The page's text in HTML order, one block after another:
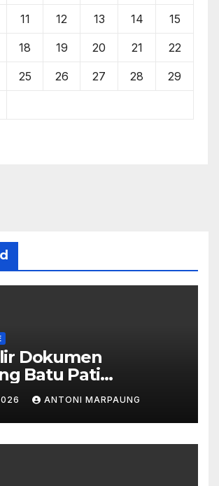
11 12 13 14 15
18 19 20 21 22
25 26 27 28 29
Dokumen
Batu Pati
Palsu – Jerry
: Tambang Tidak
DTA – Frengki
: Kami Tidak Miliki
ANTONI MARPAUNG